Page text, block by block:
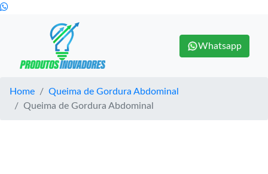
Whatsapp
Home
Queima de Gordura Abdominal
Queima de Gordura Abdominal